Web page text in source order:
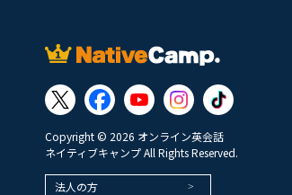
Copyright © 2026 オンライン英会話
ネイティブキャンプ All Rights Reserved.
法人の方